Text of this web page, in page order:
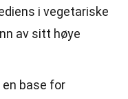
i vegetariske
av sitt høye
en base for